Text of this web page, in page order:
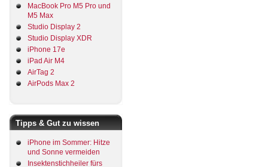
MacBook Pro M5 Pro und
M5 Max
Studio Display 2
Studio Display XDR
iPhone 17e
iPad Air M4
AirTag 2
AirPods Max 2
Tipps & Gut zu wissen
iPhone im Sommer: Hitze
und Sonne vermeiden
Insektenstichheiler fürs